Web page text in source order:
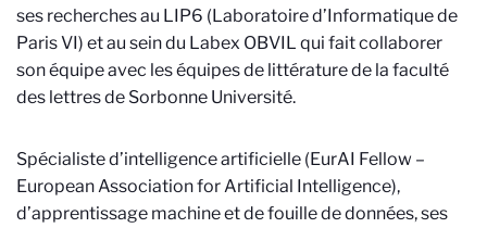
ses recherches au LIP6 (Laboratoire d’Informatique de
Paris VI) et au sein du Labex OBVIL qui fait collaborer
son équipe avec les équipes de littérature de la faculté
des lettres de Sorbonne Université.
Spécialiste d’intelligence artificielle (EurAI Fellow –
European Association for Artificial Intelligence),
d’apprentissage machine et de fouille de données, ses